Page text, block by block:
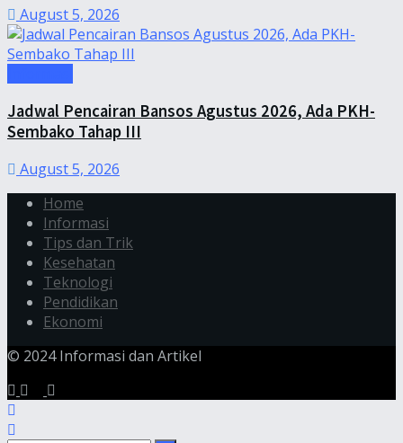
August 5, 2026
Jadwal Pencairan Bansos Agustus 2026, Ada PKH-
Sembako Tahap III
August 5, 2026
Home
Informasi
Tips dan Trik
Kesehatan
Teknologi
Pendidikan
Ekonomi
© 2024 Informasi dan Artikel